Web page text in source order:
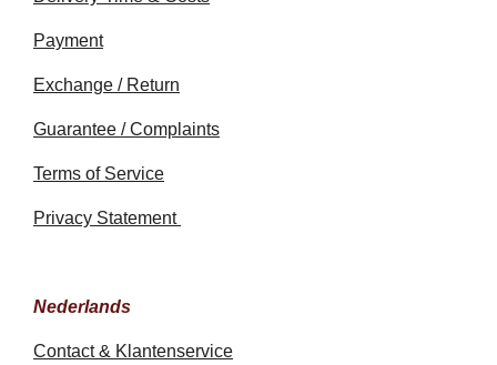
Payment
Exchange / Return
Guarantee / Complaints
Terms of Service
Privacy Statement
Nederlands
Contact & Klantenservice